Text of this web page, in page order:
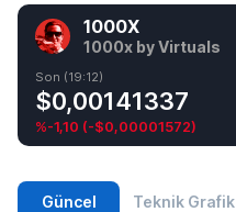
1000X
1000x by Virtuals
Son (19:12)
$0,00141337
%-1,10 (-$0,00001572)
Güncel Teknik Grafik